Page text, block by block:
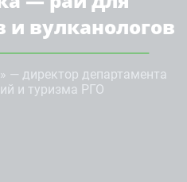
и вулканологов
— директор департамента
и туризма РГО